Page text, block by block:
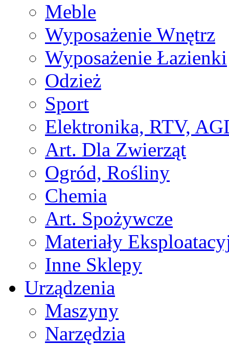
Meble
Wyposażenie Wnętrz
Wyposażenie Łazienki
Odzież
Sport
Elektronika, RTV,
Art. Dla Zwierząt
Ogród, Rośliny
Chemia
Art. Spożywcze
Materiały
Inne Sklepy
Urządzenia
Maszyny
Narzędzia